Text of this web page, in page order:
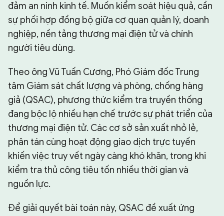
đảm an ninh kinh tế. Muốn kiểm soát hiệu quả, cần
sự phối hợp đồng bộ giữa cơ quan quản lý, doanh
nghiệp, nền tảng thương mại điện tử và chính
người tiêu dùng.
Theo ông Vũ Tuấn Cương, Phó Giám đốc Trung
tâm Giám sát chất lượng và phòng, chống hàng
giả (QSAC), phương thức kiểm tra truyền thống
đang bộc lộ nhiều hạn chế trước sự phát triển của
thương mại điện tử. Các cơ sở sản xuất nhỏ lẻ,
phân tán cùng hoạt động giao dịch trực tuyến
khiến việc truy vết ngày càng khó khăn, trong khi
kiểm tra thủ công tiêu tốn nhiều thời gian và
nguồn lực.
Để giải quyết bài toán này, QSAC đề xuất ứng